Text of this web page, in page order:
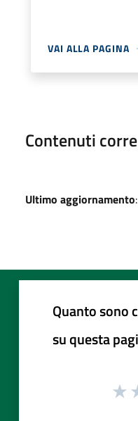
VAI ALLA PAGINA
Contenuti
Ultimo aggiornamento
Quanto sono
su questa